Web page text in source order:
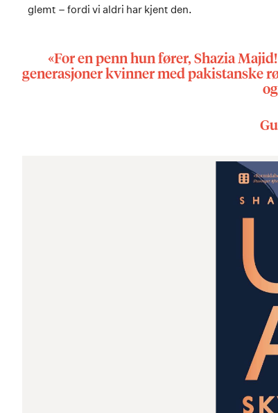
glemt – fordi vi aldri har kjent den.
«For en penn hun fører, Shazia
generasjoner kvinner med pakistanske